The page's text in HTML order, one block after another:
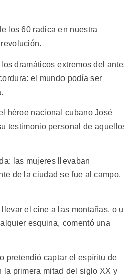
los 60 radica en nuestra
dramáticos extremos del
el mundo podía ser
héroe nacional cubano José
personal de
las mujeres llevaban
de la ciudad se fue al campo,
el cine a las montañas, o
esquina, comentó una
captar el espíritu de
la primera mitad del siglo XX y